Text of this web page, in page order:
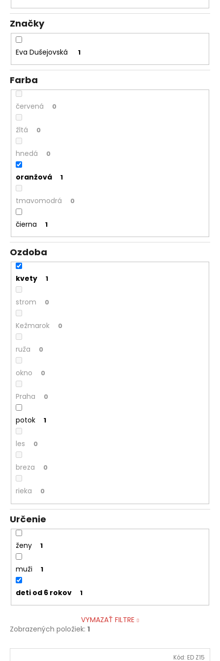
Značky
Eva Dušejovská 1
Farba
červená 0
žltá 0
hnedá 0
oranžová 1
tmavomodrá 0
čierna 1
Ozdoba
kvety 1
strom 0
Kežmarok 0
ruža 0
okno 0
Praha 0
potok 1
les 0
breza 0
rieka 0
Určenie
ženy 1
muži 1
deti od 6 rokov 1
VYMAZAŤ FILTRE
Zobrazených položiek: 1
V Kód: ED Z15
á
j
s
?
O
d
p
o
ú
m
e